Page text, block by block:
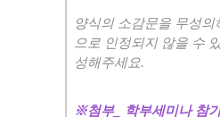
양식의 소감문을 무성
으로 인정되지 않을 수
성해주세요.
※첨부_ 학부세미나 참